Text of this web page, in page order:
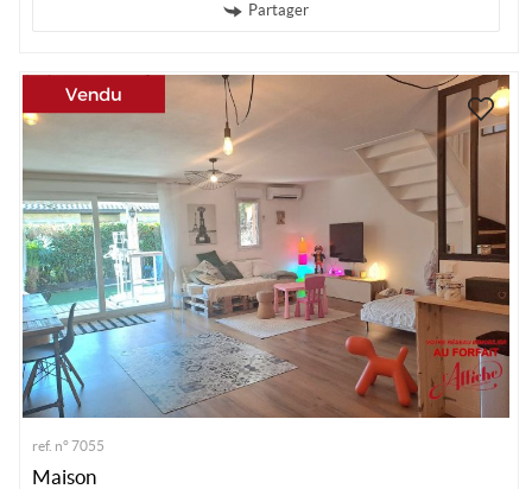
Partager
ref. n° 7055
Maison